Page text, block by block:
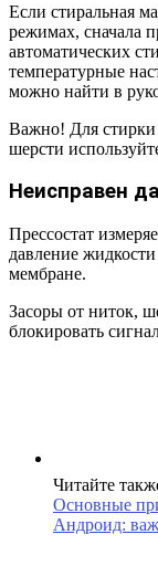
Если стиральная
режимах, сначала
автоматических
температурные
можно найти в
Важно! Для стирки
шерсти
Неисправен
Прессостат
давление
мембране.
Засоры от ниток,
блокировать
Читайте
Основные
Андроид: